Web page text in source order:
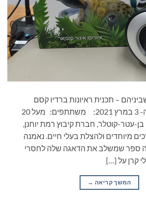
– תכנית ראיונות ברדיו קסם
106 FM – יום רביעי ה- 3 במרץ 2021: משתתפים: מעל 20
עטר-קוטלר, חברת קיבוץ רמת יוחנן,
מיוחדים ולהצלת בעלי חיים. נאמנה
ספר שמשלב את הדאגה שלה לחסרי
קרן על […]
המשך קריאה →